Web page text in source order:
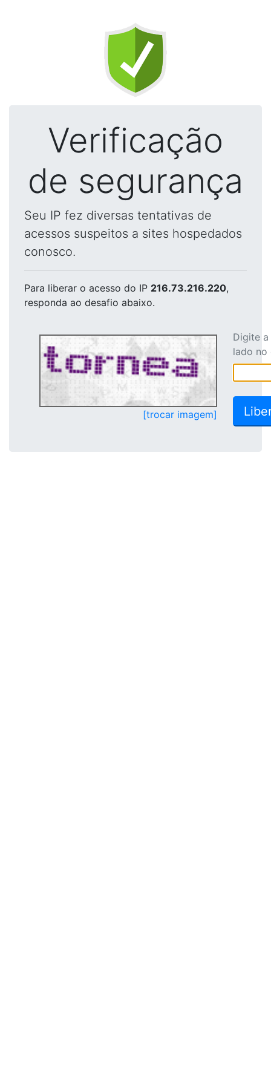
Verificação
de segurança
Seu IP fez diversas tentativas de
acessos suspeitos a sites hospedados
conosco.
Para liberar o acesso do IP 216.73.216.220,
responda ao desafio abaixo.
[trocar imagem]
Digite
lado no